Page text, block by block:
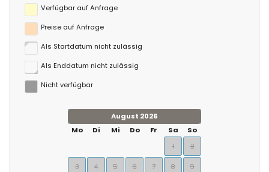
Verfügbar auf Anfrage
Preise auf Anfrage
Als Startdatum nicht zulässig
Als Enddatum nicht zulässig
Nicht verfügbar
August 2026
Mo
Di Mi Do Fr Sa
So
1
2
3 4 5 6 7 8 9